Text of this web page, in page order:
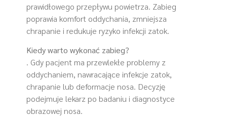
prawidłowego przepływu powietrza. Zabieg
poprawia komfort oddychania, zmniejsza
chrapanie i redukuje ryzyko infekcji zatok.
Kiedy warto wykonać zabieg?
. Gdy pacjent ma przewlekłe problemy z
oddychaniem, nawracające infekcje zatok,
chrapanie lub deformacje nosa. Decyzję
podejmuje lekarz po badaniu i diagnostyce
obrazowej nosa.